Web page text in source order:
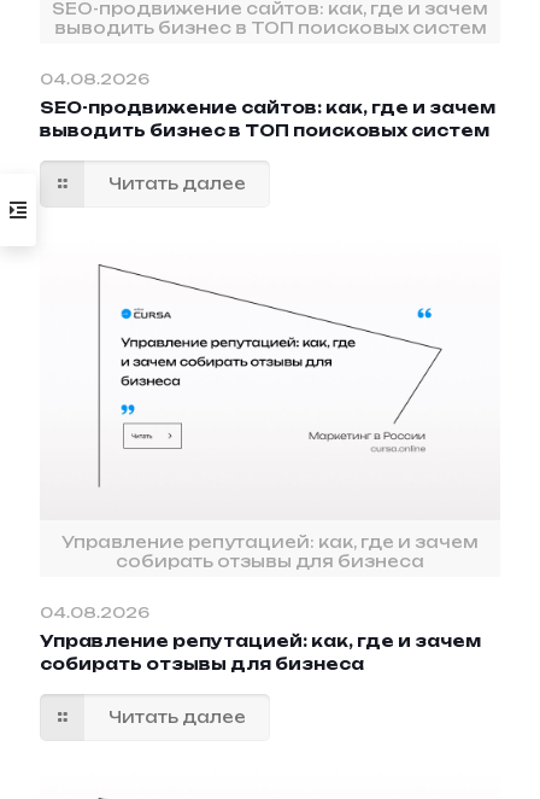
SEO-продвижение сайтов: как, где и зачем
выводить бизнес в ТОП поисковых систем
04.08.2026
SEO-продвижение сайтов: как, где и зачем
выводить бизнес в ТОП поисковых систем
Читать далее
Управление репутацией: как, где и зачем
собирать отзывы для бизнеса
04.08.2026
Управление репутацией: как, где и зачем
собирать отзывы для бизнеса
Читать далее